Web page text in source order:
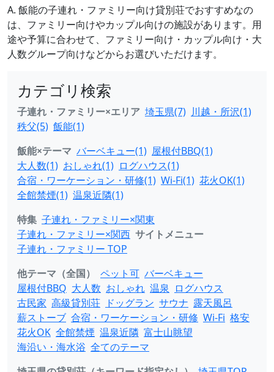
A. 飯能の子連れ・ファミリー向け貸別荘でおすすめなの
は、ファミリー向けやカップル向けの施設があります。用
途や予算に合わせて、ファミリー向け・カップル向け・大
人数グループ向けなどからお選びいただけます。
カテゴリ検索
子連れ・ファミリー×エリア 埼玉県(7) 川越・所沢(1)
秩父(5) 飯能(1)
飯能×テーマ バーベキュー(1) 屋根付BBQ(1)
大人数(1) おしゃれ(1) ログハウス(1)
合宿・ワーケーション・研修(1) Wi-Fi(1) 花火OK(1)
全館禁煙(1) 温泉近隣(1)
特集 子連れ・ファミリー×関東
子連れ・ファミリー×関西 サイトメニュー
子連れ・ファミリー TOP
他テーマ（全国）
ペット可 バーベキュー
屋根付BBQ 大人数 おしゃれ 温泉 ログハウス
古民家 高級貸別荘 ドッグラン サウナ 露天風呂
薪ストーブ 合宿・ワーケーション・研修 Wi-Fi 格安
花火OK 全館禁煙 温泉近隣 富士山眺望
海沿い・海水浴 全てのテーマ